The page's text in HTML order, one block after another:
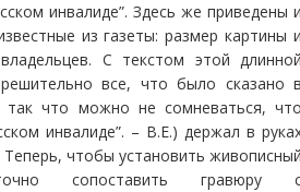
инвалиде”. Здесь же приведены
из газеты: размер картины
С текстом этой
все, что было сказано
так что можно не сомневаться,
инвалиде”. – В.Е.) держал в
чтобы установить
сопоставить гравюру